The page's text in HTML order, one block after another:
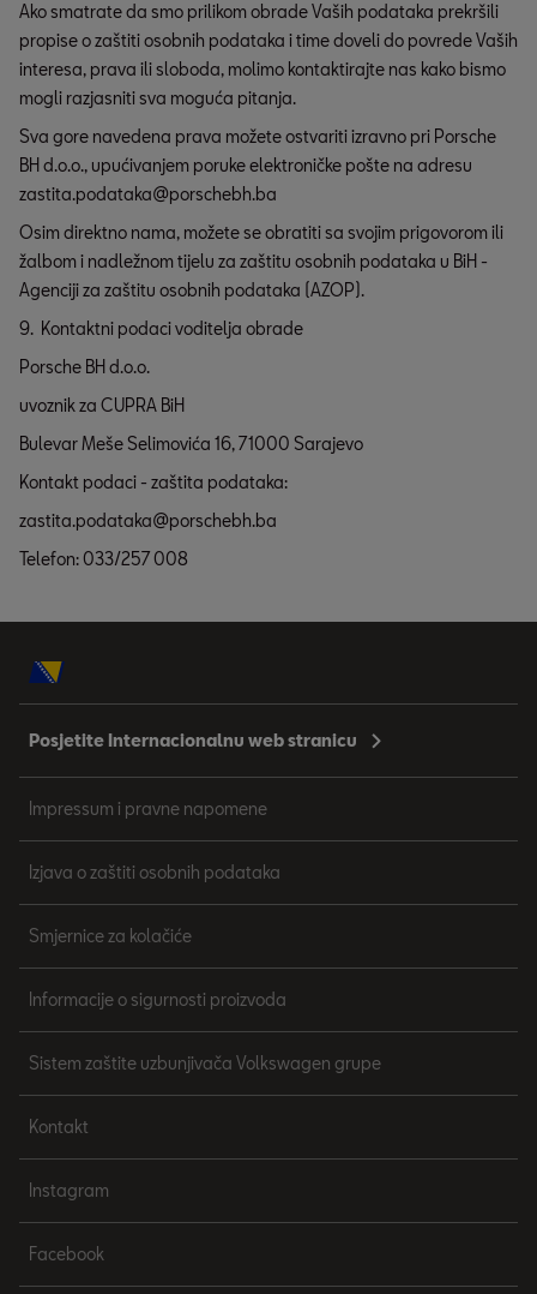
Ako smatrate da smo prilikom obrade Vaših podataka prekršili
propise o zaštiti osobnih podataka i time doveli do povrede Vaših
interesa, prava ili sloboda, molimo kontaktirajte nas kako bismo
mogli razjasniti sva moguća pitanja.
Sva gore navedena prava možete ostvariti izravno pri Porsche
BH d.o.o., upućivanjem poruke elektroničke pošte na adresu
zastita.podataka@porschebh.ba
Osim direktno nama, možete se obratiti sa svojim prigovorom ili
žalbom i nadležnom tijelu za zaštitu osobnih podataka u BiH -
Agenciji za zaštitu osobnih podataka (AZOP).
9. Kontaktni podaci voditelja obrade
Porsche BH d.o.o.
uvoznik za CUPRA BiH
Bulevar Meše Selimovića 16, 71000 Sarajevo
Kontakt podaci - zaštita podataka:
zastita.podataka@porschebh.ba
Telefon: 033/257 008
Posjetite Internacionalnu web stranicu
Impressum i pravne napomene
Izjava o zaštiti osobnih podataka
Smjernice za kolačiće
Informacije o sigurnosti proizvoda
Sistem zaštite uzbunjivača Volkswagen grupe
Kontakt
Instagram
Facebook